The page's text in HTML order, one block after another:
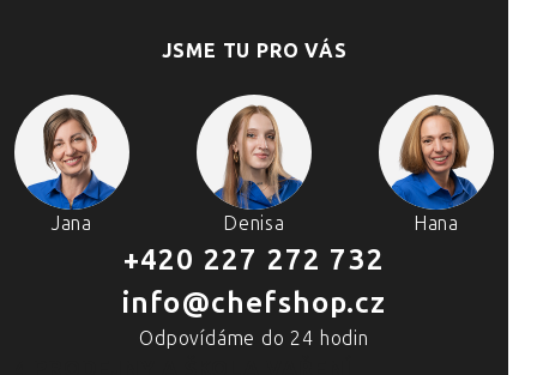
JSME TU PRO VÁS
Jana Denisa Hana
+420 227 272 732
info@chefshop.cz
Odpovídáme do 24 hodin